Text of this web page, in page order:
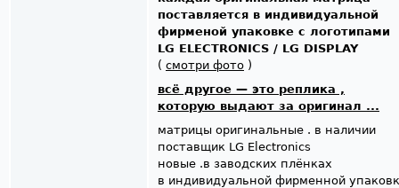
поставляется в индивидуальной
фирменой упаковке с логотипами
LG ELECTRONICS / LG DISPLAY
( смотри фото )
всё другое — это реплика ,
которую выдают за оригинал ...
матрицы оригинальные . в наличии
поставщик LG Electronics
новые .в заводских плёнках
в индивидуальной фирменной